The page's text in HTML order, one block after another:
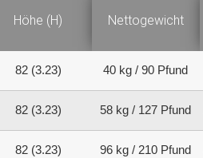
Höhe (H) Nettogewicht
82 (3.23) 40 kg / 90 Pfund
82 (3.23) 58 kg / 127 Pfund
82 (3.23) 96 kg / 210 Pfund